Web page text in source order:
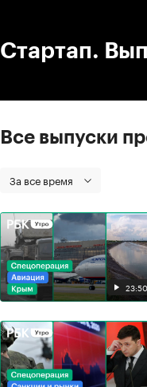
Стартап.
Все выпуски
За все время
23:50